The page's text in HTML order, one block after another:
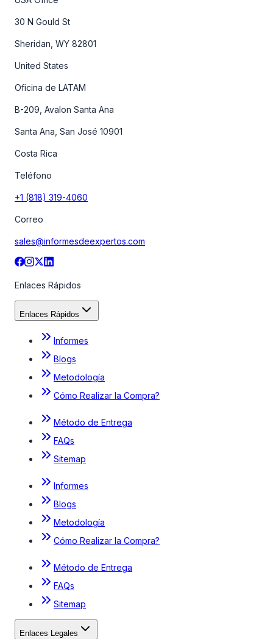
30 N Gould St
Sheridan, WY 82801
United States
Oficina de LATAM
B-209, Avalon Santa Ana
Santa Ana, San José 10901
Costa Rica
Teléfono
+1 (818) 319-4060
Correo
sales@informesdeexpertos.com
Enlaces Rápidos
Enlaces Rápidos
Informes
Blogs
Metodología
Cómo Realizar la Compra?
Método de Entrega
FAQs
Sitemap
Informes
Blogs
Metodología
Cómo Realizar la Compra?
Método de Entrega
FAQs
Sitemap
Enlaces Legales